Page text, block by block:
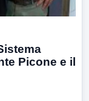
Picone e il